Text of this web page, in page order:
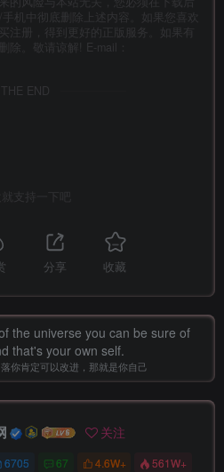
机中彻底删除上述内容。如果您喜欢
注册，得到更好的正版服务。如果有
除。敬请谅解! E-mail：
THE END
就支持一下吧
分享 收藏
the universe you can be sure of
that's your own self.
你肯定可以改进，那就是你自己
关注
6705 67 4.6W+ 561W+